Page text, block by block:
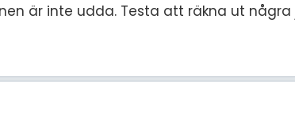
är inte udda. Testa att räkna ut